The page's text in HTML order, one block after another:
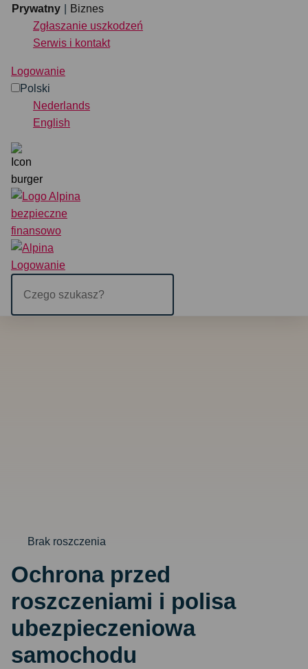
Przejdź do treści
Ubezpieczenie
Bezpośrednia organizacja
Zgłaszanie uszkodzeń
Serwis i kontakt
Wyszukiwanie
Prywatny
Biznes
Zgłaszanie uszkodzeń
Serwis i kontakt
Logowanie
Polski
Nederlands
English
Logowanie
szukasz?
Brak roszczenia
Ochrona przed
roszczeniami i polisa
ubezpieczeniowa
samochodu